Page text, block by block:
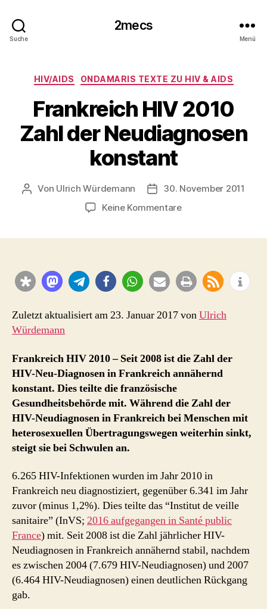
Suche
2mecs
Menü
Kategorien
HIV/AIDS ONDAMARIS TEXTE ZU HIV & AIDS
Frankreich HIV 2010
Zahl der Neudiagnosen
konstant
Beitragsautor
Von Ulrich Würdemann Beitragsdatum
30. November 2011
Keine Kommentarezu
der
Neudiagnosen
Zuletzt aktualisiert am 23. Januar 2017 vonUlrich
Würdemann
Frankreich HIV 2010 – Seit 2008 ist die Zahl der
HIV-Neu-Diagnosen in Frankreich annähernd
konstant. Dies teilte die französische
Gesundheitsbehörde mit. Während die Zahl der
HIV-Neudiagnosen in Frankreich bei Menschen mit
heterosexuellen Übertragungswegen weiterhin sinkt,
steigt sie bei Schwulen an.
6.265 HIV-Infektionen wurden im Jahr 2010 in
Frankreich neu diagnostiziert, gegenüber 6.341 im Jahr
zuvor (minus 1,2%). Dies teilte das “Institut de veille
sanitaire” (InVS; 2016 aufgegangen in Santé public
France) mit. Seit 2008 ist die Zahl jährlicher HIV-
Neudiagnosen in Frankreich annähernd stabil, nachdem
es zwischen 2004 (7.679 HIV-Neudiagnosen) und 2007
(6.464 HIV-Neudiagnosen) einen deutlichen Rückgang
gab.